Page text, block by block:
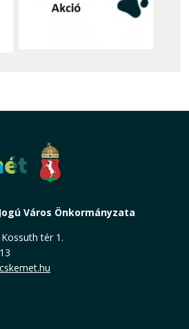
Város Önkormányzata
tér 1.